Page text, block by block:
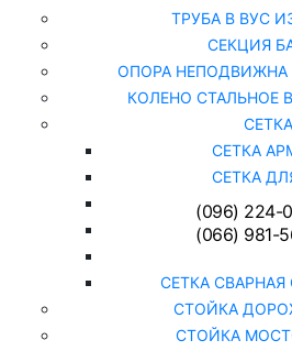
ТРУБА В ВУС
СЕКЦИЯ
ОПОРА НЕПОДВИЖНА
КОЛЕНО СТАЛЬНОЕ
СЕТКА
СЕТКА
СЕТКА
СЕТКА
СЕТКА РАБИЦА С
СЕТКА
СЕТКА
СТОЙКА
СТОЙКА
(096) 224-
(066) 981-